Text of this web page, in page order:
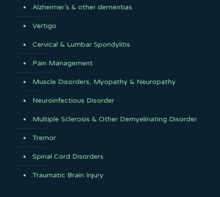
Alzheimer’s & other dementias
Vertigo
Cervical & Lumbar Spondylitis
Pain Management
Muscle Disorders, Myopathy & Neuropathy
Neuroinfectious Disorder
Multiple Sclerosis & Other Demyelinating Disorder
Tremor
Spinal Cord Disorders
Traumatic Brain Injury